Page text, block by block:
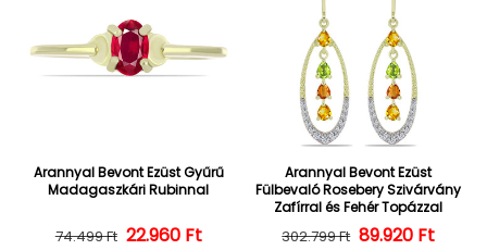
Arannyal Bevont Ezüst Gyűrű
Madagaszkári Rubinnal
Normál ár
74.499 Ft Kedvezményes ár
22.960 Ft
Arannyal Bevont Ezüst
Fülbevaló Rosebery Szivárvány
Zafírral és Fehér Topázzal
Normál ár
302.799 Ft 89.920 Ft